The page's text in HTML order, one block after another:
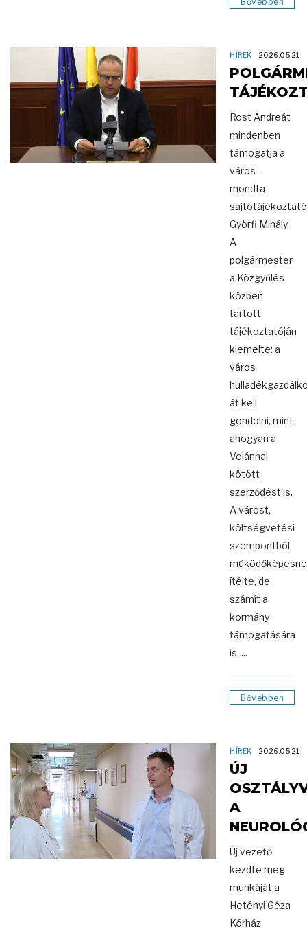
HÍREK 2026.05.21
Rost Andreát
mindenben
támogatja a
város -
mondta
Györfi Mihály.
A
polgármester
a Közgyűlés
közben
tartott
tájékoztatóján
kiemelte: a
város
át kell
gondolni, mint
ahogyan a
Volánnal
kötött
szerződést is.
A várost,
költségvetési
szempontból
ítélte, de
számít a
kormány
támogatására
is. ...
Bővebben
HÍREK 2026.05.21
ÚJ
A
Új vezető
kezdte meg
munkáját a
Hetényi Géza
Kórház